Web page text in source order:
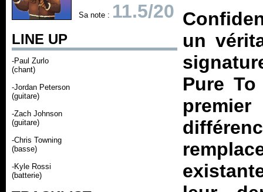
Sa note : 11.5/20
LINE UP
-Paul Zurlo
(chant)
-Jordan Peterson
(guitare)
-Zach Johnson
(guitare)
-Chris Towning
(basse)
-Kyle Rossi
(batterie)
un
Pure